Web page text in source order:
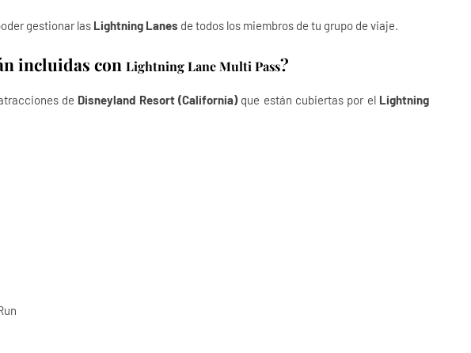
gestionar las Lightning Lanes de todos los miembros de tu grupo de viaje.
incluidas con Lightning Lane Multi Pass?
de Disneyland Resort (California)que están cubiertas por el Lightning